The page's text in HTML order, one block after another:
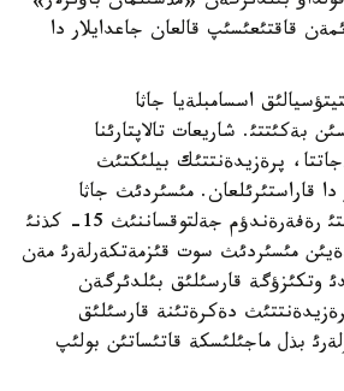
قاقتئعئسئپ قالعان جاعدايلار دا
اسسامبلةيا جاثا
بةكئتتئ. شاريعات تالاپتارئنا
پرةزيدةنتتئك بيلئكتئث
دا قاراستئرئلعان. مئسئردئث جاثا
كونستيتؤسياسئنا قاتئستئ رةفةرةندؤم جةلتوقساننئث 15- كذنئ
مئسئردئث سوت قئزمةتكةرلةرئ مةن
وتكئزؤگة قارسئلئق بئلدئرگةن
دةكرةتئنة قارسئلئق
بذل ماجئلئسكة قاتئساتئن بولئپ